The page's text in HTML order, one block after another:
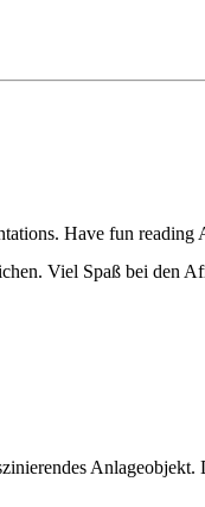
Have fun reading
Viel Spaß bei den